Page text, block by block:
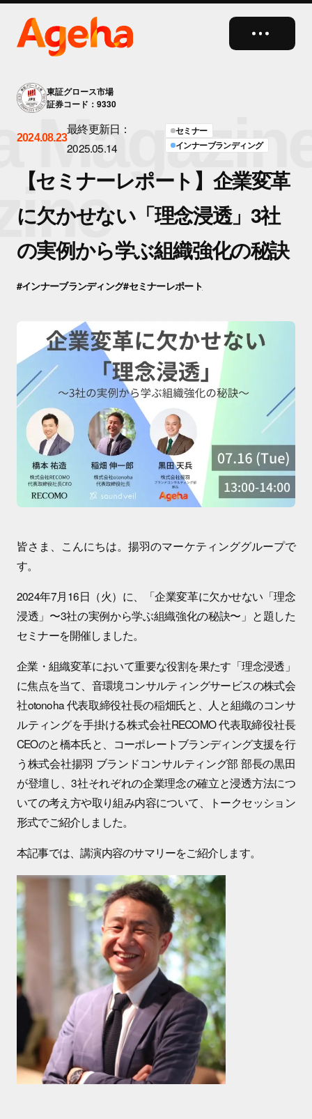
close
東証グロース市場
証券コード：9330
2024.08.23
最終更新日：
2025.05.14
セミナー
インナーブランディング
【セミナーレポート】企業変革
に欠かせない「理念浸透」3社
の実例から学ぶ組織強化の秘訣
#インナーブランディング#セミナーレポート
皆さま、こんにちは。揚羽のマーケティンググループで
す。
2024年7月16日（火）に、「企業変革に欠かせない「理念
浸透」〜3社の実例から学ぶ組織強化の秘訣〜」と題した
セミナーを開催しました。
企業・組織変革において重要な役割を果たす「理念浸透」
に焦点を当て、音環境コンサルティングサービスの株式会
社otonoha 代表取締役社長の稲畑氏と、人と組織のコンサ
ルティングを手掛ける株式会社RECOMO 代表取締役社長
CEOのと橋本氏と、コーポレートブランディング支援を行
う株式会社揚羽 ブランドコンサルティング部 部長の黒田
が登壇し、3社それぞれの企業理念の確立と浸透方法につ
いての考え方や取り組み内容について、トークセッション
形式でご紹介しました。
本記事では、講演内容のサマリーをご紹介します。